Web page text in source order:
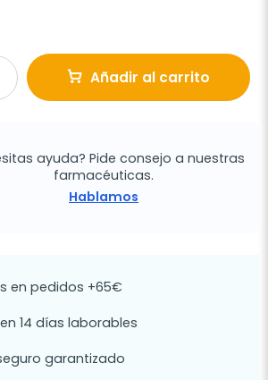
Añadir al carrito
ayuda? Pide consejo a nuestras
farmacéuticas.
Hablamos
en pedidos +65€
14 días laborables
garantizado